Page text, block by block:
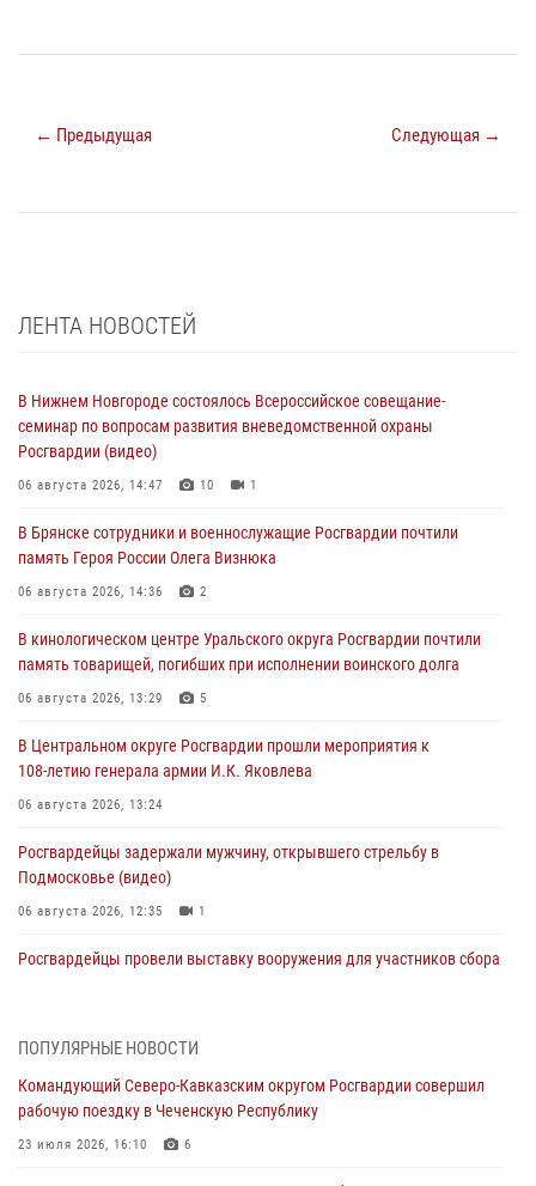
← Предыдущая Следующая →
ЛЕНТА НОВОСТЕЙ
В Нижнем Новгороде состоялось Всероссийское совещание-
семинар по вопросам развития вневедомственной охраны
Росгвардии (видео)
06 августа 2026, 14:47 10 1
В Брянске сотрудники и военнослужащие Росгвардии почтили
память Героя России Олега Визнюка
06 августа 2026, 14:36 2
В кинологическом центре Уральского округа Росгвардии почтили
память товарищей, погибших при исполнении воинского долга
06 августа 2026, 13:29 5
В Центральном округе Росгвардии прошли мероприятия к
108‑летию генерала армии И.К. Яковлева
06 августа 2026, 13:24
Росгвардейцы задержали мужчину, открывшего стрельбу в
Подмосковье (видео)
06 августа 2026, 12:35 1
Росгвардейцы провели выставку вооружения для участников сбора
второй годовщине вторжения ВСУ на территорию области
06 августа 2026, 11:56
ПОПУЛЯРНЫЕ НОВОСТИ
Командующий Северо-Кавказским округом Росгвардии совершил
рабочую поездку в Чеченскую Республику
23 июля 2026, 16:10 6